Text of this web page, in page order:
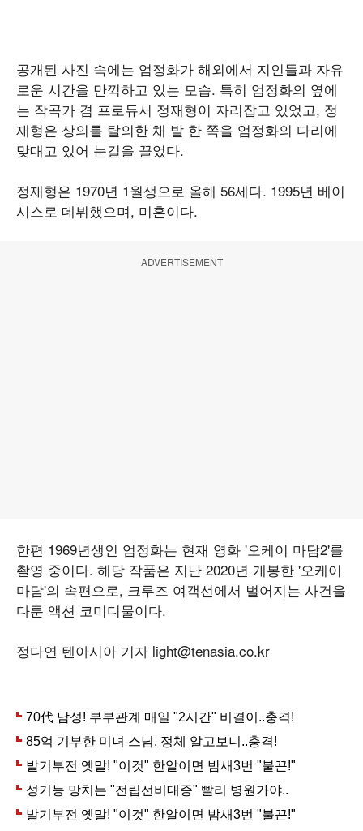
공개된 사진 속에는 엄정화가 해외에서 지인들과 자유
로운 시간을 만끽하고 있는 모습. 특히 엄정화의 옆에
는 작곡가 겸 프로듀서 정재형이 자리잡고 있었고, 정
재형은 상의를 탈의한 채 발 한 쪽을 엄정화의 다리에
맞대고 있어 눈길을 끌었다.
정재형은 1970년 1월생으로 올해 56세다. 1995년 베이
시스로 데뷔했으며, 미혼이다.
ADVERTISEMENT
한편 1969년생인 엄정화는 현재 영화 '오케이 마담2'를
촬영 중이다. 해당 작품은 지난 2020년 개봉한 '오케이
마담'의 속편으로, 크루즈 여객선에서 벌어지는 사건을
다룬 액션 코미디물이다.
정다연 텐아시아 기자 light@tenasia.co.kr